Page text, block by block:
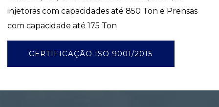
injetoras com capacidades até 850 Ton e Prensas
com capacidade até 175 Ton
CERTIFICAÇÃO ISO 9001/2015